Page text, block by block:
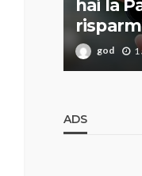
hai la
god 1
ADS